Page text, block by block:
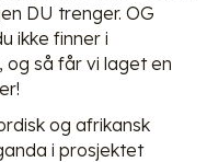
DU trenger. OG
ikke finner i
så får vi laget en
og afrikansk
i prosjektet